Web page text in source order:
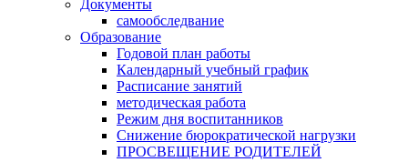
Документы
самообследвание
Образование
Годовой план работы
Календарный учебный график
Расписание занятий
методическая работа
Режим дня воспитанников
Снижение бюрократической нагрузки
ПРОСВЕЩЕНИЕ РОДИТЕЛЕЙ